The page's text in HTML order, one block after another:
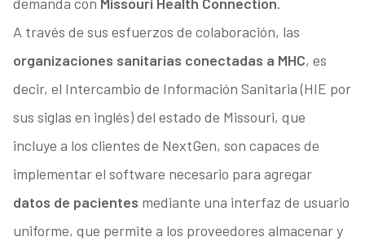
demanda con Missouri Health Connection.
A través de sus esfuerzos de colaboración, las
organizaciones sanitarias conectadas a MHC, es
decir, el Intercambio de Información Sanitaria (HIE por
sus siglas en inglés) del estado de Missouri, que
incluye a los clientes de NextGen, son capaces de
implementar el software necesario para agregar
datos de pacientes mediante una interfaz de usuario
uniforme, que permite a los proveedores almacenar y